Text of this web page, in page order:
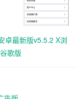
卓最新版v5.5.2 X浏
歌版